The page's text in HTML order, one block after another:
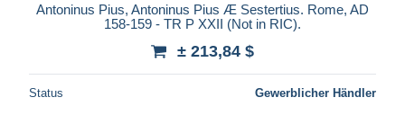
Antoninus Pius, Antoninus Pius Æ Sestertius. Rome, AD
158-159 - TR P XXII (Not in RIC).
± 213,84 $
Status Gewerblicher Händler